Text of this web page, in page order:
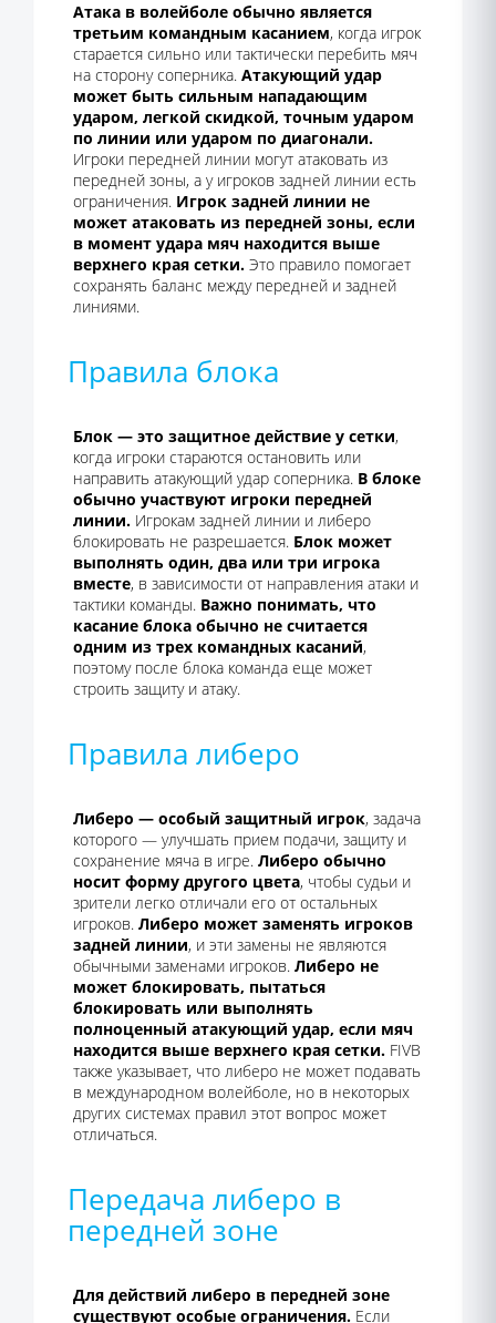
Атака в волейболе обычно является
третьим командным касанием, когда игрок
старается сильно или тактически перебить мяч
на сторону соперника. Атакующий удар
может быть сильным нападающим
ударом, легкой скидкой, точным ударом
по линии или ударом по диагонали.
Игроки передней линии могут атаковать из
передней зоны, а у игроков задней линии есть
ограничения. Игрок задней линии не
может атаковать из передней зоны, если
в момент удара мяч находится выше
верхнего края сетки. Это правило помогает
сохранять баланс между передней и задней
линиями.
Правила блока
Блок — это защитное действие у сетки,
когда игроки стараются остановить или
направить атакующий удар соперника. В блоке
обычно участвуют игроки передней
линии. Игрокам задней линии и либеро
блокировать не разрешается. Блок может
выполнять один, два или три игрока
вместе, в зависимости от направления атаки и
тактики команды. Важно понимать, что
касание блока обычно не считается
одним из трех командных касаний,
поэтому после блока команда еще может
строить защиту и атаку.
Правила либеро
Либеро — особый защитный игрок, задача
которого — улучшать прием подачи, защиту и
сохранение мяча в игре. Либеро обычно
носит форму другого цвета, чтобы судьи и
зрители легко отличали его от остальных
игроков. Либеро может заменять игроков
задней линии, и эти замены не являются
обычными заменами игроков. Либеро не
может блокировать, пытаться
блокировать или выполнять
полноценный атакующий удар, если мяч
находится выше верхнего края сетки. FIVB
также указывает, что либеро не может подавать
в международном волейболе, но в некоторых
других системах правил этот вопрос может
отличаться.
Передача либеро в
передней зоне
Для действий либеро в передней зоне
существуют особые ограничения. Если